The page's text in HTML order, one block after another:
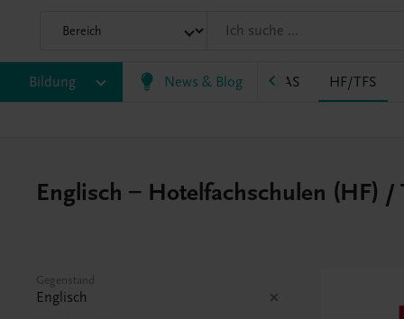
Bildung News & Blog
BS EWF/ZWF FW HAK HAS HF/TFS
Englisch – Hotelfachschulen (HF) /
Gegenstand
Englisch